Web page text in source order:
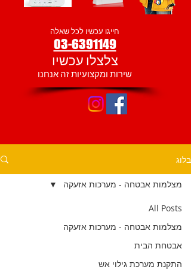
חייגו עכשיו לכל שאלה
03-6391149
צלצלו עכשיו
שירות ומקצועיות זה אנחנו
בלוג
All Posts
מצלמות אבטחה - מערכות אזעקה
אבטחת הבית
התקנת מערכת גילוי אש
מצלמות אבטחה - מערכות אזעקה